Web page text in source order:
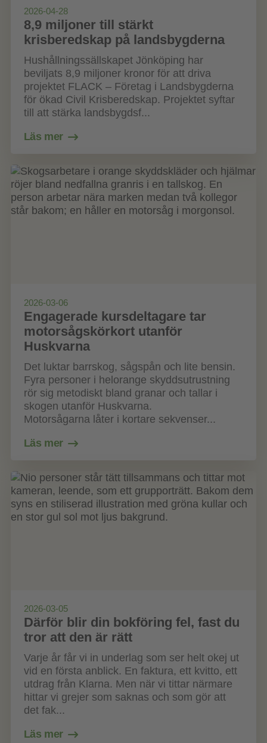
2026-04-28
8,9 miljoner till stärkt
krisberedskap på landsbygderna
Hushållningssällskapet Jönköping har
beviljats 8,9 miljoner kronor för att driva
projektet FLACK – Företag i Landsbygderna
för ökad Civil Krisberedskap. Projektet syftar
till att stärka landsbygdsf...
Läs mer
2026-03-06
Engagerade kursdeltagare tar
motorsågskörkort utanför
Huskvarna
Det luktar barrskog, sågspån och lite bensin.
Fyra personer i helorange skyddsutrustning
rör sig metodiskt bland granar och tallar i
skogen utanför Huskvarna.
Motorsågarna låter i kortare sekvenser...
Läs mer
2026-03-05
Därför blir din bokföring fel, fast du
tror att den är rätt
Varje år får vi in underlag som ser helt okej ut
vid en första anblick. En faktura, ett kvitto, ett
utdrag från Klarna. Men när vi tittar närmare
hittar vi grejer som saknas och som gör att
det fak...
Läs mer